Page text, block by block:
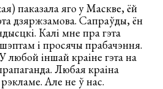
паказала яго у Маскве, ёй
дзяржзамова. Сапраўды, ён
Калі мне пра гэта
і просячы прабачэння.
любой іншай краіне гэта на
Любая краіна
Але не ў нас.